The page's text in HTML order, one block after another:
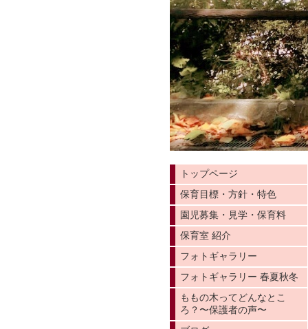
トップページ
保育目標・方針・特色
園児募集・見学・保育料
保育室 紹介
フォトギャラリー
フォトギャラリー 春夏秋冬
ももの木ってどんなとこ
ろ？〜保護者の声〜